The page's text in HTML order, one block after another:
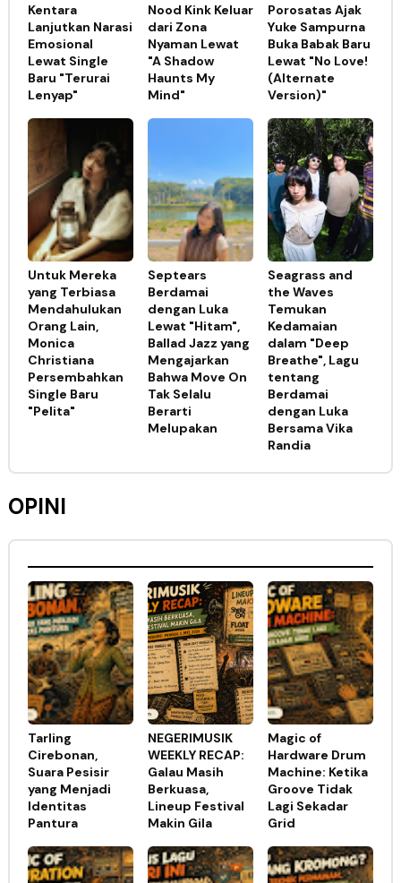
Kentara
Lanjutkan Narasi
Emosional
Lewat Single
Baru "Terurai
Lenyap"
Nood Kink Keluar
dari Zona
Nyaman Lewat
"A Shadow
Haunts My
Mind"
Porosatas Ajak
Yuke Sampurna
Buka Babak Baru
Lewat "No Love!
(Alternate
Version)"
Untuk Mereka
yang Terbiasa
Mendahulukan
Orang Lain,
Monica
Christiana
Persembahkan
Single Baru
"Pelita"
Septears
Berdamai
dengan Luka
Lewat "Hitam",
Ballad Jazz yang
Mengajarkan
Bahwa Move On
Tak Selalu
Berarti
Melupakan
Seagrass and
the Waves
Temukan
Kedamaian
dalam "Deep
Breathe", Lagu
tentang
Berdamai
dengan Luka
Bersama Vika
Randia
OPINI
Tarling
Cirebonan,
Suara Pesisir
yang Menjadi
Identitas
Pantura
NEGERIMUSIK
WEEKLY RECAP:
Galau Masih
Berkuasa,
Lineup Festival
Makin Gila
Magic of
Hardware Drum
Machine: Ketika
Groove Tidak
Lagi Sekadar
Grid